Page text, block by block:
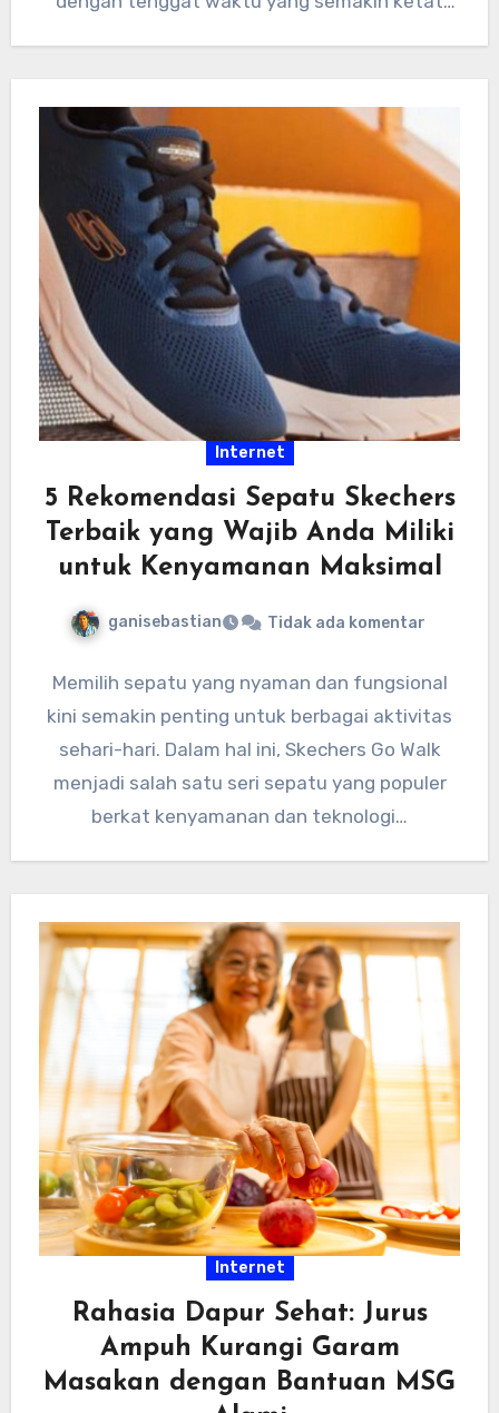
Internet
5 Rekomendasi Sepatu Skechers
Terbaik yang Wajib Anda Miliki
untuk Kenyamanan Maksimal
ganisebastian Tidak ada komentar
Memilih sepatu yang nyaman dan fungsional
kini semakin penting untuk berbagai aktivitas
sehari-hari. Dalam hal ini, Skechers Go Walk
menjadi salah satu seri sepatu yang populer
berkat kenyamanan dan teknologi…
Internet
Rahasia Dapur Sehat: Jurus
Ampuh Kurangi Garam
Masakan dengan Bantuan MSG